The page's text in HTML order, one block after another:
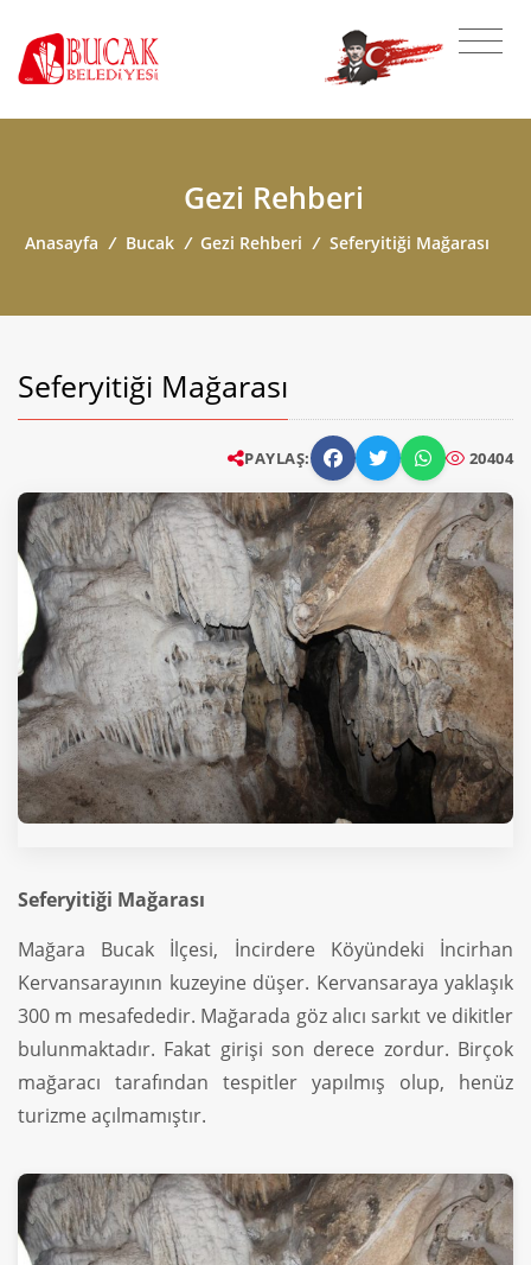
Gezi Rehberi
Anasayfa / Bucak / Gezi Rehberi / Seferyitiği Mağarası
Seferyitiği Mağarası
PAYLAŞ: 20404
Seferyitiği Mağarası
Mağara Bucak İlçesi, İncirdere Köyündeki İncirhan
Kervansarayının kuzeyine düşer. Kervansaraya yaklaşık
300 m mesafededir. Mağarada göz alıcı sarkıt ve dikitler
bulunmaktadır. Fakat girişi son derece zordur. Birçok
mağaracı tarafından tespitler yapılmış olup, henüz
turizme açılmamıştır.